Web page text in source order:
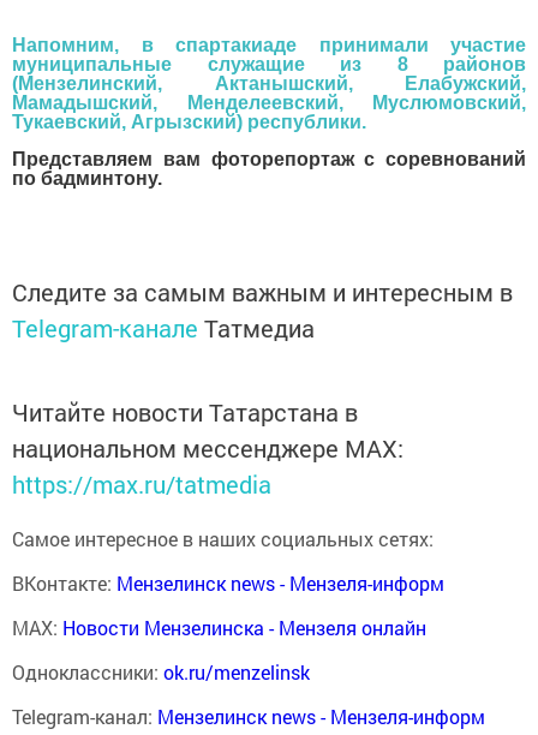
Напомним, в спартакиаде принимали участие
муниципальные служащие из 8 районов
(Мензелинский, Актанышский, Елабужский,
Мамадышский, Менделеевский, Муслюмовский,
Тукаевский, Агрызский) республики.
Представляем вам фоторепортаж с соревнований
по бадминтону.
Следите за самым важным и интересным в
Telegram-канале Татмедиа
Читайте новости Татарстана в
национальном мессенджере MАХ:
https://max.ru/tatmedia
Самое интересное в наших социальных сетях:
ВКонтакте: Мензелинск news - Мензеля-информ
MAX: Новости Мензелинска - Мензеля онлайн
Одноклассники: ok.ru/menzelinsk
Telegram-канал: Мензелинск news - Мензеля-информ